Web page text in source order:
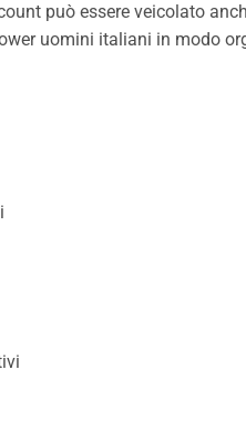
può essere veicolato
uomini italiani in modo